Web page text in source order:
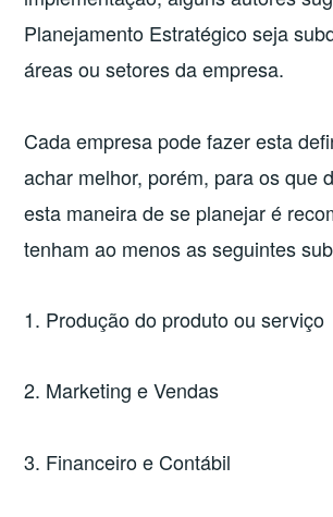
Planejamento Estratégico seja
áreas ou setores da empresa.
Cada empresa pode fazer esta
achar melhor, porém, para os que
esta maneira de se planejar é
tenham ao menos as seguintes
1. Produção do produto ou serviço
2. Marketing e Vendas
3. Financeiro e Contábil